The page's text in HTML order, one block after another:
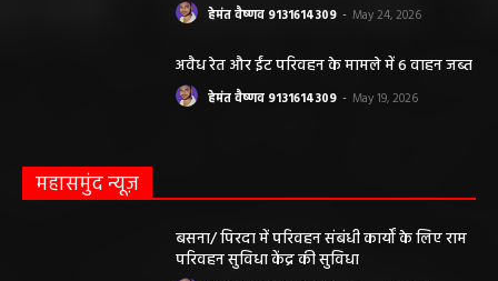
हेमंत वैष्णव 9131614309 - May 24, 2026
अवैध रेत और ईंट परिवहन के मामले में 6 वाहन जब्त
हेमंत वैष्णव 9131614309 - May 19, 2026
महासमुंद न्यूज़
बसना/ पिरदा में परिवहन संबंधी कार्यों के लिए राम
परिवहन सुविधा केंद्र की सुविधा